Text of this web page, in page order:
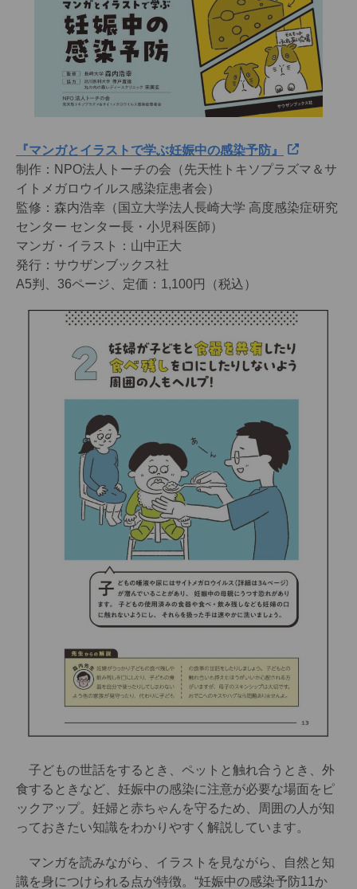
『マンガとイラストで学ぶ妊娠中の感染予防』
制作：NPO法人トーチの会（先天性トキソプラズマ＆サ
イトメガロウイルス感染症患者会）
監修：森内浩幸（国立大学法人長崎大学 高度感染症研究
センター センター長・小児科医師）
マンガ・イラスト：山中正大
発行：サウザンブックス社
A5判、36ページ、定価：1,100円（税込）
子どもの世話をするとき、ペットと触れ合うとき、外
食するときなど、妊娠中の感染に注意が必要な場面をピ
ックアップ。妊婦と赤ちゃんを守るため、周囲の人が知
っておきたい知識をわかりやすく解説しています。
マンガを読みながら、イラストを見ながら、自然と知
識を身につけられる点が特徴。“妊娠中の感染予防11か